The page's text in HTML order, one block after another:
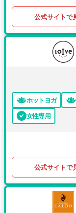
公式サイトで
ホットヨガ
女性専用
公式サイトで